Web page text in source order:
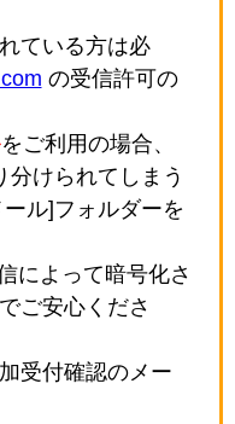
ている方は必
の受信許可の
をご利用の場合、
分けられてしまう
ル]フォルダーを
によって暗号化さ
ご安心くださ
受付確認のメー